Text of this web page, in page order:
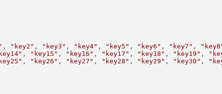
, "key2" , "key3" , "key4" , "key5" , "key6" , "key7" ,
, "key15" , "key16" , "key17" , "key18" , "key19" ,
, "key26" , "key27" , "key28" , "key29" , "key30" ,